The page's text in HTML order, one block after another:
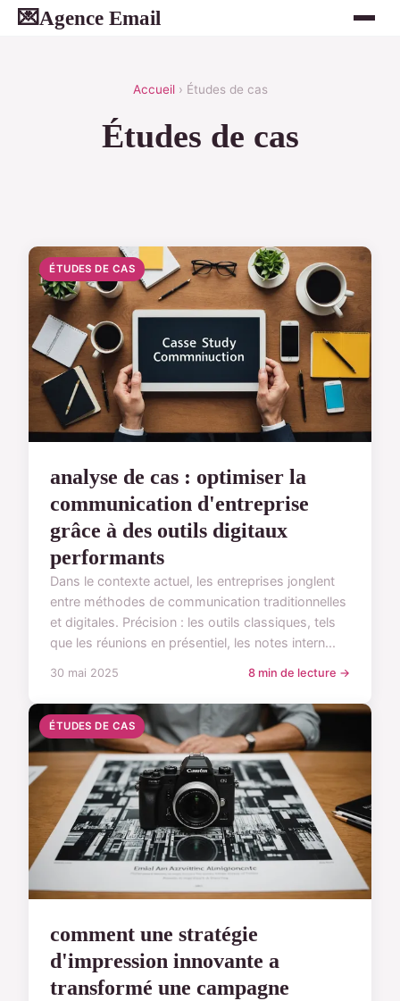
💌Agence Email
Accueil› Études de cas
Études de cas
ÉTUDES DE CAS
analyse de cas : optimiser la
communication d'entreprise
grâce à des outils digitaux
performants
Dans le contexte actuel, les entreprises jonglent
entre méthodes de communication traditionnelles
et digitales. Précision : les outils classiques, tels
que les réunions en présentiel, les notes intern...
30 mai 2025 8 min de lecture →
ÉTUDES DE CAS
comment une stratégie
d'impression innovante a
transformé une campagne